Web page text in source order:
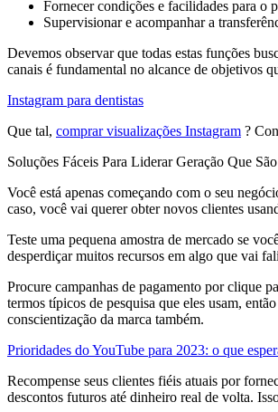
Fornecer condições e facilidades para o
Supervisionar e acompanhar a
Devemos observar que todas estas funções
canais é fundamental no alcance de objetivos
Instagram para dentistas
Que tal, comprar visualizações Instagram ?
Soluções Fáceis Para Liderar Geração Que
Você está apenas começando com o seu
caso, você vai querer obter novos clientes
Teste uma pequena amostra de mercado se
desperdiçar muitos recursos em algo que vai
Procure campanhas de pagamento por clique
termos típicos de pesquisa que eles usam,
conscientização da marca também.
Prioridades do YouTube para 2023: o que
Recompense seus clientes fiéis atuais por
descontos futuros até dinheiro real de volta.